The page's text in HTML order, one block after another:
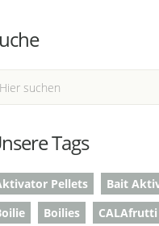
Tags
Pellets Bait
Boilies CALAfrutti